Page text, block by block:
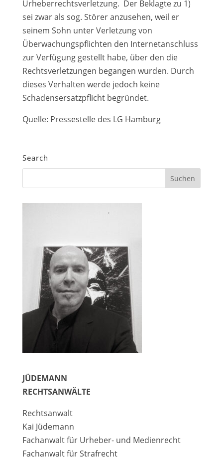
Urheberrechtsverletzung. Der Beklagte zu 1)
sei zwar als sog. Störer anzusehen, weil er
seinem Sohn unter Verletzung von
Überwachungspflichten den Internetanschluss
zur Verfügung gestellt habe, über den die
Rechtsverletzungen begangen wurden. Durch
dieses Verhalten werde jedoch keine
Schadensersatzpflicht begründet.
Quelle: Pressestelle des LG Hamburg
Search
JÜDEMANN
RECHTSANWÄLTE
Rechtsanwalt
Kai Jüdemann
Fachanwalt für Urheber- und Medienrecht
Fachanwalt für Strafrecht